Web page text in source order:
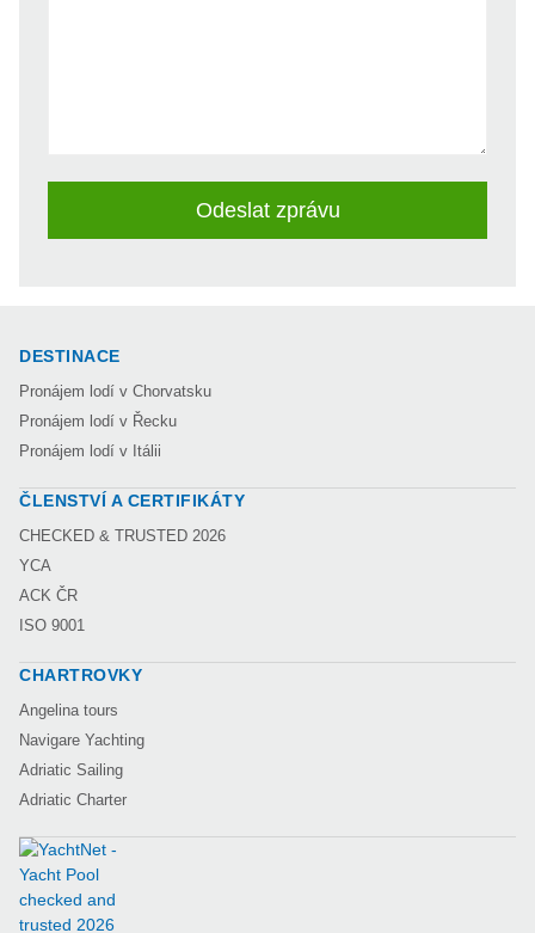
Odeslat zprávu
DESTINACE
Pronájem lodí v Chorvatsku
Pronájem lodí v Řecku
Pronájem lodí v Itálii
ČLENSTVÍ A CERTIFIKÁTY
CHECKED & TRUSTED 2026
YCA
ACK ČR
ISO 9001
CHARTROVKY
Angelina tours
Navigare Yachting
Adriatic Sailing
Adriatic Charter